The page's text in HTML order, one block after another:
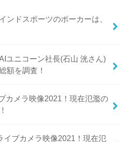
ンドスポーツのポーカーは、
ユニコーン社長(石山 洸さん)
額を調査！
カメラ映像2021！現在氾濫の
イブカメラ映像2021！現在氾